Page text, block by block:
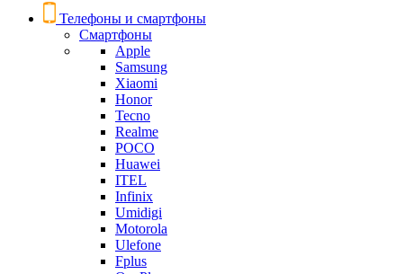
Телефоны и смартфоны
Смартфоны
Apple
Samsung
Xiaomi
Honor
Tecno
Realme
POCO
Huawei
ITEL
Infinix
Umidigi
Motorola
Ulefone
Fplus